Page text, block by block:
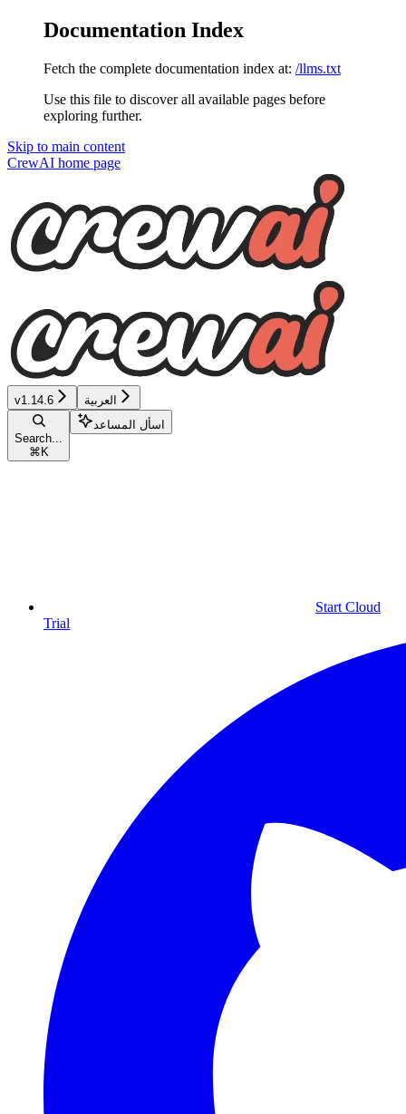
Documentation Index
Fetch the complete documentation index at: /llms.txt
Use this file to discover all available pages before
exploring further.
Skip to main content
CrewAI home page
v1.14.6 العربية
Search...
⌘ K
اسأل المساعد
Start Cloud
Trial